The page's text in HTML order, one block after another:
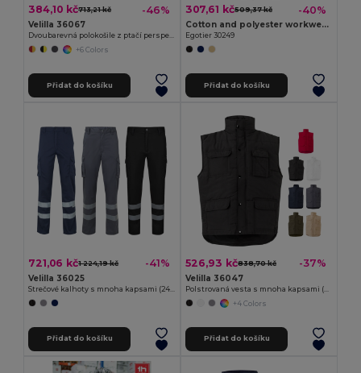
384,10 kč713,21 kč -46%
Velilla 36067
Dvoubarevná polokošile z ptačí perspektivy (160 g/m²) s dlouhým rukávem, z polyesteru (100 %)
+6 Colors
Přidat do košíku
307,61 kč509,37 kč -40%
Cotton and polyester workwear jacket
Egotier 30249
Přidat do košíku
721,06 kč1 224,19 kč -41%
Velilla 36025
Přidat do košíku
526,93 kč838,70 kč -37%
Velilla 36047
+4 Colors
Přidat do košíku